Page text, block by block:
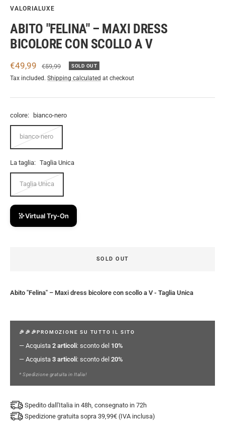
VALORIALUXE
ABITO "FELINA" – MAXI DRESS
BICOLORE CON SCOLLO A V
Sale
price
€49,99
Regular
price
€59,99 SOLD OUT
Tax included. Shipping calculated at checkout
colore: bianco-nero
bianco-nero
La taglia: Taglia Unica
Taglia Unica
Virtual Try-On
SOLD OUT
Abito "Felina" – Maxi dress bicolore con scollo a V - Taglia Unica
🎉🎉🎉PROMOZIONE SU TUTTO IL SITO
— Acquista 2 articoli: sconto del 10%
— Acquista 3 articoli: sconto del 20%
* Spedizione gratuita in Italia!
Spedito dall'Italia in 48h, consegnato in 72h
Spedizione gratuita sopra 39,99€ (IVA inclusa)